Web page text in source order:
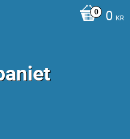
0 KR